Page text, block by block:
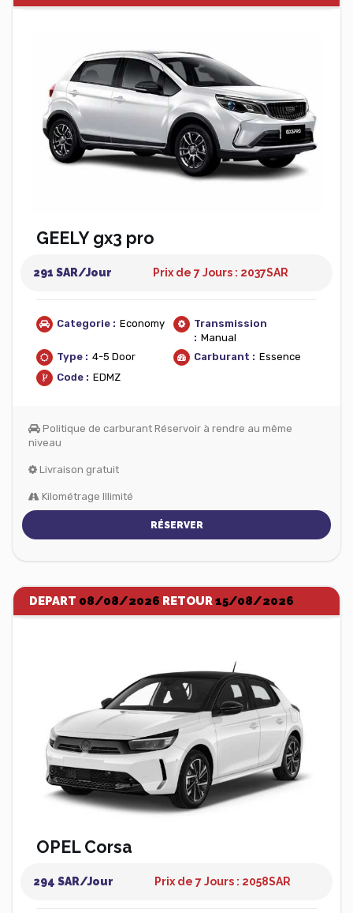
GEELY gx3 pro
291 SAR/Jour Prix de 7 Jours : 2037SAR
Categorie : Economy
Transmission
: Manual
Type : 4-5 Door Carburant : Essence
Code : EDMZ
Politique de carburant Réservoir à rendre au même
niveau
Livraison gratuit
Kilométrage Illimité
RÉSERVER
DEPART 08/08/2026 RETOUR15/08/2026
OPEL Corsa
294 SAR/Jour Prix de 7 Jours : 2058SAR